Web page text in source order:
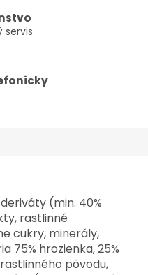
servis
(min. 40%
rastlinné
cukry, minerály,
75% hrozienka, 25%
pôvodu,